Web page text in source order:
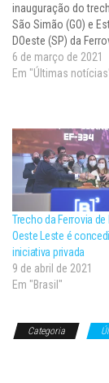
inauguração do
São Simão (GO) e
DOeste (SP) da
Sul. A solenidade, que
aconteceu em São
Santos, por meio
6 de março de 2021
Em "Últimas
Trecho da Ferrovia
Oeste Leste é
iniciativa privada
9 de abril de 2021
Em "Brasil"
Categoria